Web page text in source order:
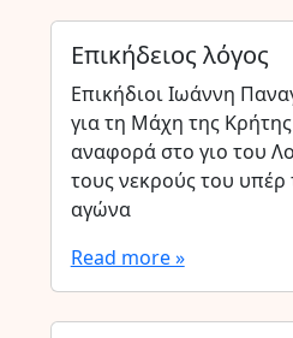
Επικήδειος λόγος
Επικήδιοι Ιωάννη
για τη Μάχη της
αναφορά στο γιο του
τους νεκρούς του υπέρ
αγώνα
Read more »